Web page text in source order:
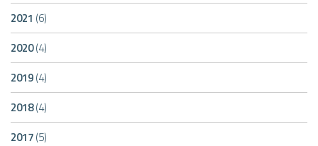
2021 (6)
2020(4)
2019(4)
2018(4)
2017(5)